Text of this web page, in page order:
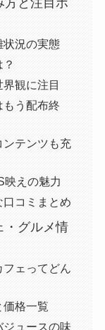
状況の実態
観に注目
もう配布終
ンテンツも充
映えの魅力
コミまとめ
・グルメ情
ェってどん
価格一覧
ュースの味